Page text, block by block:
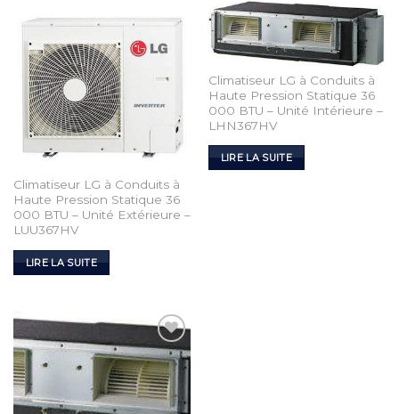
Climatiseur LG à Conduits à
Haute Pression Statique 36
000 BTU – Unité Extérieure –
LUU367HV
LIRE LA SUITE
Climatiseur LG à Conduits à
Haute Pression Statique 36
000 BTU – Unité Intérieure –
LHN367HV
LIRE LA SUITE
Add to
Wishlist